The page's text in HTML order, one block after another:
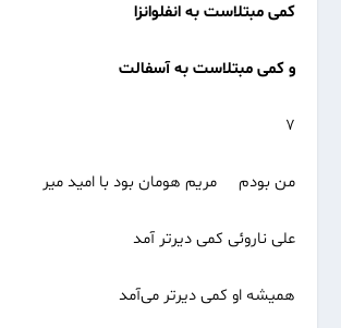
کمی مبتلاست به انفلوانزا
و کمی مبتلاست به آسفالت
۷
من بودم مریم هومان بود با امید میر
علی ناروئی کمی دیرتر آمد
همیشه او کمی دیرتر می‌آمد